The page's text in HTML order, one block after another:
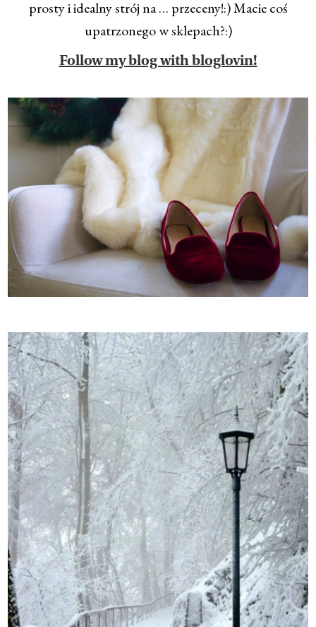
prosty i idealny strój na … przeceny!:) Macie coś
upatrzonego w sklepach?:)
Follow my blog with bloglovin!